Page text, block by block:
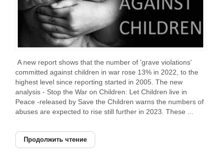
A new report shows that the number of 'grave violations'
committed against children in war rose 13% in 2022, to the
highest level since reporting started in 2005. The new
analysis - Stop the War on Children: Let Children live in
Peace -released by Save the Children warns the numbers of
abuses are expected to rise still further in 2023. These ...
Продолжить чтение